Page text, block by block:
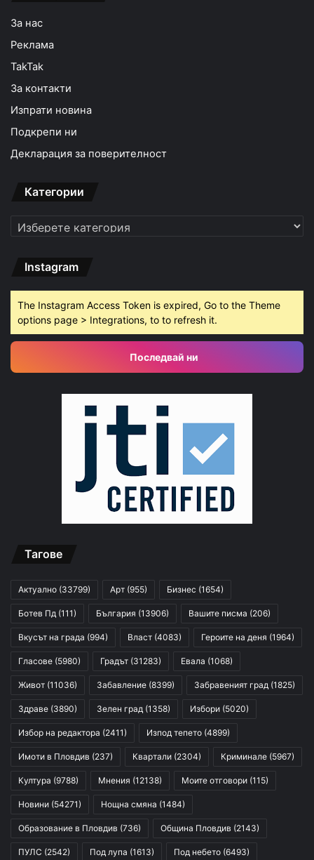
За нас
Реклама
TakTak
За контакти
Изпрати новина
Подкрепи ни
Декларация за поверителност
Категории
Категории
Instagram
The Instagram Access Token is expired, Go to the Theme
options page > Integrations, to to refresh it.
Последвай ни
Тагове
Актуално (33799) Арт (955) Бизнес (1654)
Ботев Пд (111) България (13906) Вашите писма (206)
Вкусът на града (994) Власт (4083) Героите на деня (1964)
Гласове (5980) Градът (31283) Евала (1068)
Живот (11036) Забавление (8399) Забравеният град (1825)
Здраве (3890) Зелен град (1358) Избори (5020)
Избор на редактора (2411) Изпод тепето (4899)
Имоти в Пловдив (237) Квартали (2304) Криминале (5967)
Култура (9788) Мнения (12138) Моите отговори (115)
Новини (54271) Нощна смяна (1484)
Образование в Пловдив (736) Община Пловдив (2143)
ПУЛС (2542) Под лупа (1613) Под небето (6493)